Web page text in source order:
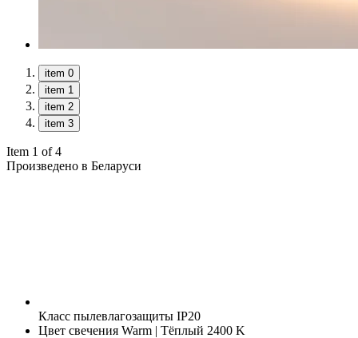
item 0
item 1
item 2
item 3
Item 1 of 4
Произведено в Беларуси
Класс пылевлагозащиты IP20
Цвет свечения Warm | Тёплый 2400 K